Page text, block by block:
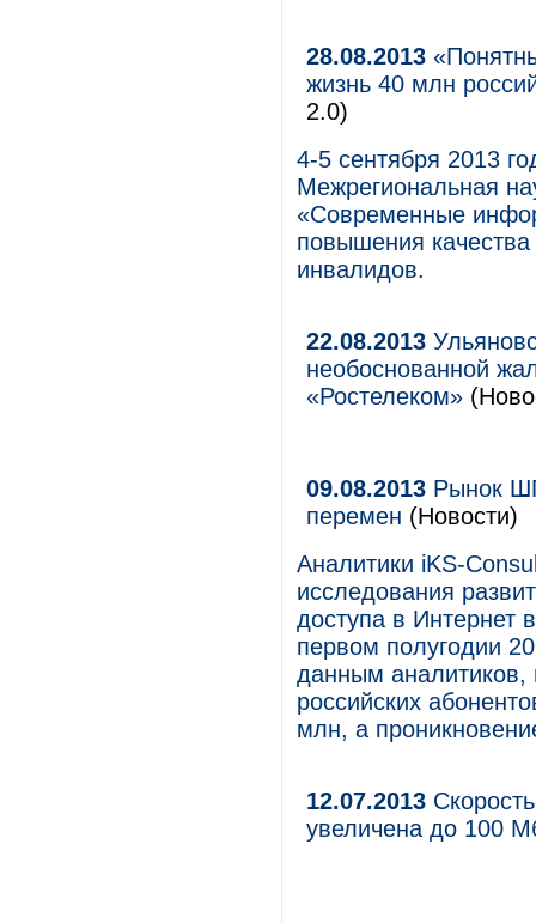
28.08.2013
жизнь 40 млн
2.0)
4-5 сентября 2013
Межрегиональная
«Современные
повышения
инвалидов.
22.08.2013
необоснованной
«Ростелеком»
09.08.2013 Рынок
перемен (Новости)
Аналитики iKS-
исследования
доступа в Интернет
первом полугодии
данным аналитиков,
российских
млн, а
12.07.2013
увеличена до 100